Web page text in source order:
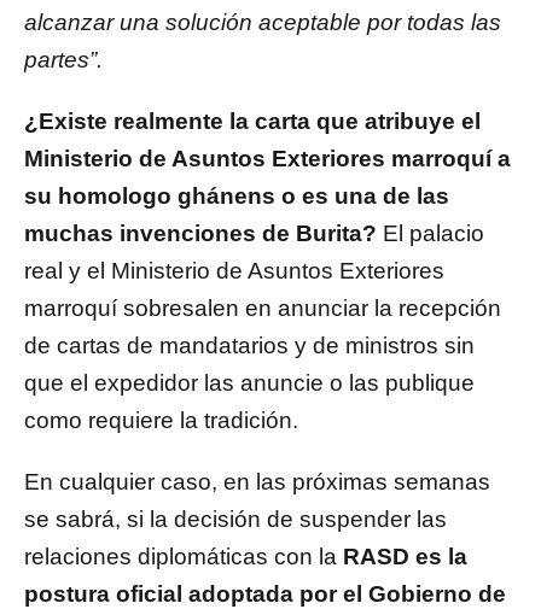
alcanzar una solución aceptable por todas las
partes”.
¿Existe realmente la carta que atribuye el
Ministerio de Asuntos Exteriores marroquí a
su homologo ghánens o es una de las
muchas invenciones de Burita? El palacio
real y el Ministerio de Asuntos Exteriores
marroquí sobresalen en anunciar la recepción
de cartas de mandatarios y de ministros sin
que el expedidor las anuncie o las publique
como requiere la tradición.
En cualquier caso, en las próximas semanas
se sabrá, si la decisión de suspender las
relaciones diplomáticas con la RASD es la
postura oficial adoptada por el Gobierno de